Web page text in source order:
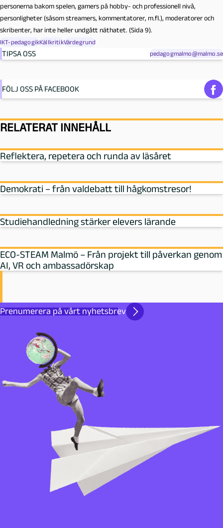
personerna bakom spelen, gamers på hobby- och professionell nivå,
personligheter (såsom streamers, kommentatorer, m.fl.), moderatorer och
skribenter, har inte heller undgått näthatet. (Sida 9).
IKT-pedagogikKällkritikVärdegrund
TIPSA OSS pedagogmalmo@malmo.se
FÖLJ OSS PÅ FACEBOOK
RELATERAT INNEHÅLL
Reflektera, repetera och runda av läsåret
Demokrati – från valdebatt till hågkomstresor!
Studiehandledning stärker elevers lärande
ECO-STEAM Malmö – Från projekt till påverkan genom
AI, VR och ambassadörskap
Prenumerera på vårt nyhetsbrev